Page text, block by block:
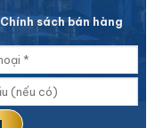
sách bán hàng